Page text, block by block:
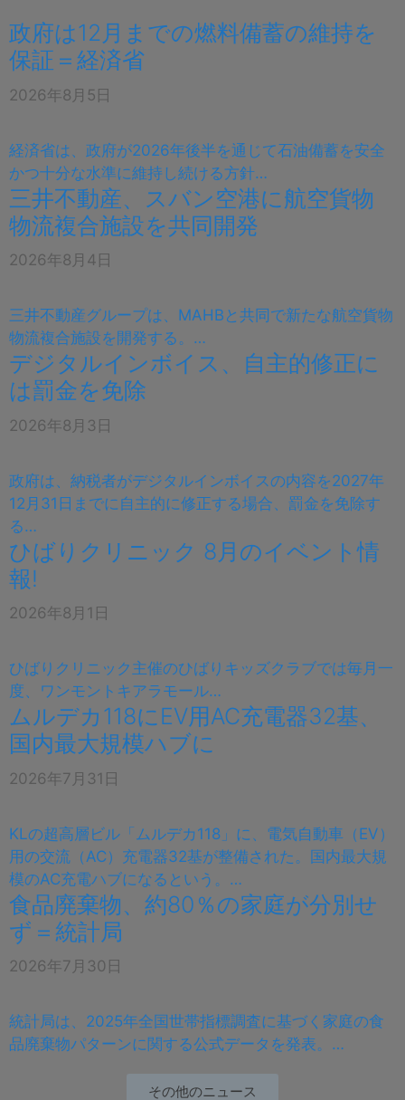
政府は12月までの燃料備蓄の維持を
保証＝経済省
2026年8月5日
経済省は、政府が2026年後半を通じて石油備蓄を安全
かつ十分な水準に維持し続ける方針…
三井不動産、スバン空港に航空貨物
物流複合施設を共同開発
2026年8月4日
三井不動産グループは、MAHBと共同で新たな航空貨物
物流複合施設を開発する。…
デジタルインボイス、自主的修正に
は罰金を免除
2026年8月3日
政府は、納税者がデジタルインボイスの内容を2027年
12月31日までに自主的に修正する場合、罰金を免除す
る…
ひばりクリニック 8月のイベント情
報!
2026年8月1日
ひばりクリニック主催のひばりキッズクラブでは毎月一
度、ワンモントキアラモール…
ムルデカ118にEV用AC充電器32基、
国内最大規模ハブに
2026年7月31日
KLの超高層ビル「ムルデカ118」に、電気自動車（EV）
用の交流（AC）充電器32基が整備された。国内最大規
模のAC充電ハブになるという。…
食品廃棄物、約80％の家庭が分別せ
ず＝統計局
2026年7月30日
統計局は、2025年全国世帯指標調査に基づく家庭の食
品廃棄物パターンに関する公式データを発表。…
その他のニュース